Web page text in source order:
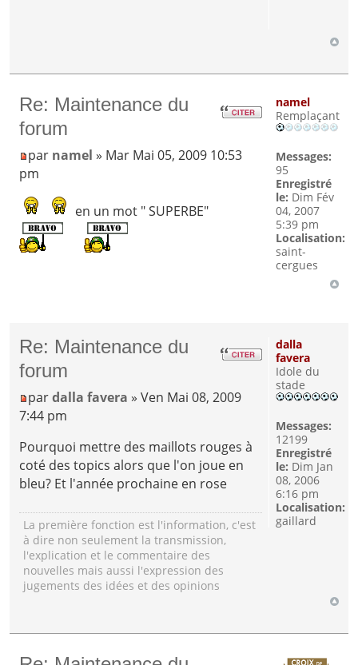
Re: Maintenance du
forum
par namel » Mar Mai 05, 2009 10:53
pm
en un mot " SUPERBE"
namel
Remplaçant
Messages:
95
Enregistré
le: Dim Fév
04, 2007
5:39 pm
Localisation:
saint-
cergues
Re: Maintenance du
forum
pardalla favera » Ven Mai 08, 2009
7:44 pm
Pourquoi mettre des maillots rouges à
coté des topics alors que l'on joue en
bleu? Et l'année prochaine en rose
La première fonction est l'information, c'est
à dire non seulement la transmission,
l'explication et le commentaire des
nouvelles mais aussi l'expression des
jugements des idées et des opinions
dalla
favera
Idole du
stade
Messages:
12199
Enregistré
le: Dim Jan
08, 2006
6:16 pm
Localisation:
gaillard